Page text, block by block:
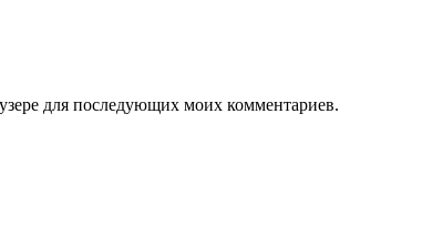
для последующих моих комментариев.